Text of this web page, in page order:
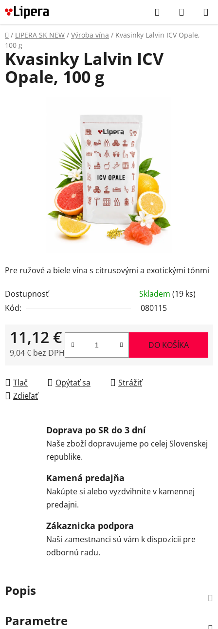
Prejsť
na
obsah
Hľadať
KOŠÍK
Domov
/ LIPERA SK NEW / Výroba vína / Kvasinky Lalvin ICV Opale,
100 g
Pre ružové a biele vína s citrusovými a exotickými tónmi
Dostupnosť Skladem (19 ks)
Kód:
080115
11,12 €
9,04 € bez DPH
DO KOŠÍKA
Tlač Opýtať sa
Strážiť
Zdieľať
Kvasinky Lalvin ICV
Opale, 100 g
Doprava po SR do 3 dní
Naše zboží dopravujeme po celej Slovenskej
republike.
Kamená predajňa
Nakúpte si alebo vyzdvihnite v kamennej
predajni.
Zákaznicka podpora
Naši zamestnanci sú vám k dispozícii pre
odbornú radu.
Popis
Parametre